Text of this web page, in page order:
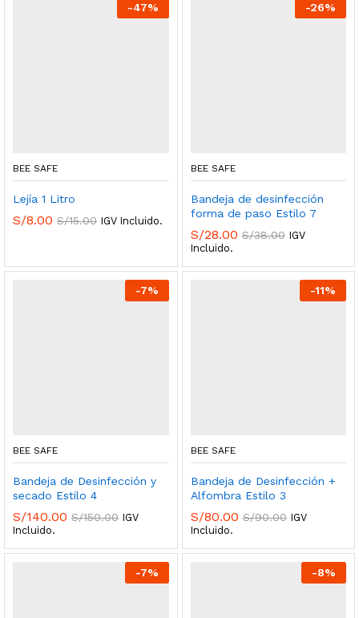
-47%
BEE SAFE
Lejía 1 Litro
S/8.00 S/15.00 IGV Incluido.
-26%
BEE SAFE
Bandeja de desinfección
forma de paso Estilo 7
S/28.00 S/38.00 IGV
Incluido.
-7%
BEE SAFE
Bandeja de Desinfección y
secado Estilo 4
S/140.00 S/150.00 IGV
Incluido.
-11%
BEE SAFE
Bandeja de Desinfección +
Alfombra Estilo 3
S/80.00 S/90.00 IGV
Incluido.
-7% -8%